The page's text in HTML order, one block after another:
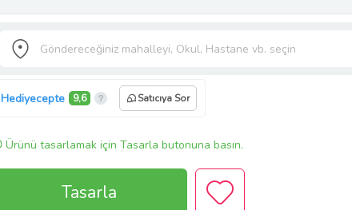
Hediyecepte 9,6 Satıcıya Sor
Ürünü tasarlamak için Tasarla butonuna basın.
Tasarla